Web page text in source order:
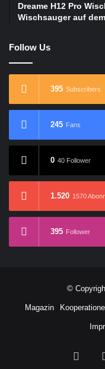
Dreame H12 Pro
Wischsauger auf
Follow Us
395 Subscribers
245 Fans
0 40 Follower
1.520 1570
395 Follower
©
Magazin